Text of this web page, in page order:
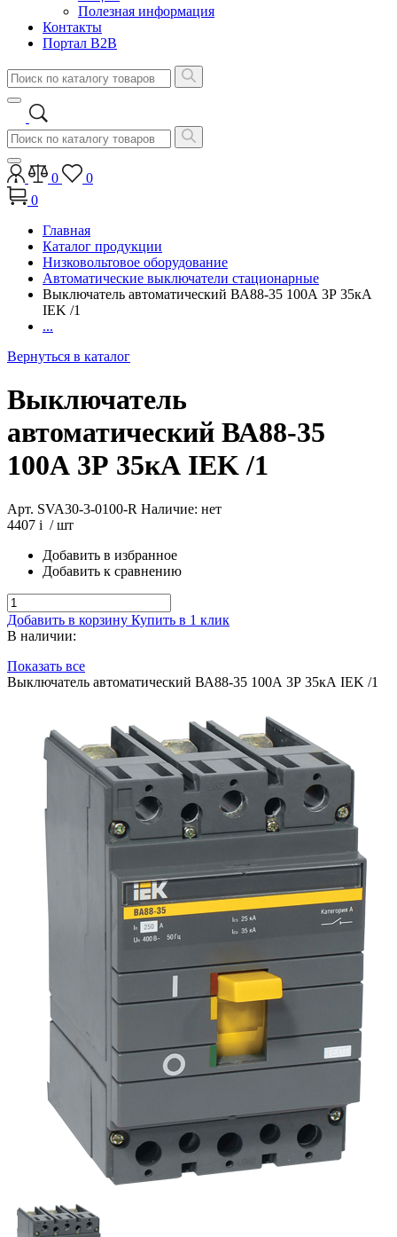
Полезная информация
Контакты
Портал B2B
0
0
0
Главная
Каталог продукции
Низковольтовое оборудование
Автоматические выключатели стационарные
Выключатель автоматический ВА88-35 100А 3Р 35кА
IEK /1
...
Вернуться в каталог
Выключатель
автоматический ВА88-35
100А 3Р 35кА IEK /1
Арт. SVA30-3-0100-R Наличие: нет
4407 i / шт
Добавить в избранное
Добавить к сравнению
Добавить в корзину Купить в 1 клик
В наличии:
Показать все
Выключатель автоматический ВА88-35 100А 3Р 35кА IEK /1